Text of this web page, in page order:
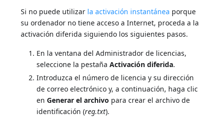
Si no puede utilizar la activación instantánea porque
su ordenador no tiene acceso a Internet, proceda a la
activación diferida siguiendo los siguientes pasos.
En la ventana del Administrador de licencias,
seleccione la pestañaActivación diferida.
Introduzca el número de licencia y su dirección
de correo electrónico y, a continuación, haga clic
enGenerar el archivo para crear el archivo de
identificación (reg.txt).